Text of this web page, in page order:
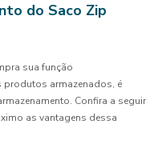
do Saco Zip
sua função
armazenados, é
Confira a seguir
as vantagens dessa